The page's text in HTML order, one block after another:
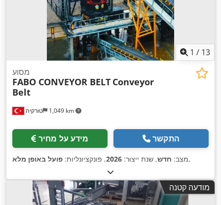
1 / 13
טורקיה 1,049 km
מסוע
FABO CONVEYOR BELT Conveyor
Belt
מידע על מחיר התקשר
מצב: חדש, שנת ייצור: 2026, פונקציונליות: פועל באופן מלא ,
מודעה קטנה